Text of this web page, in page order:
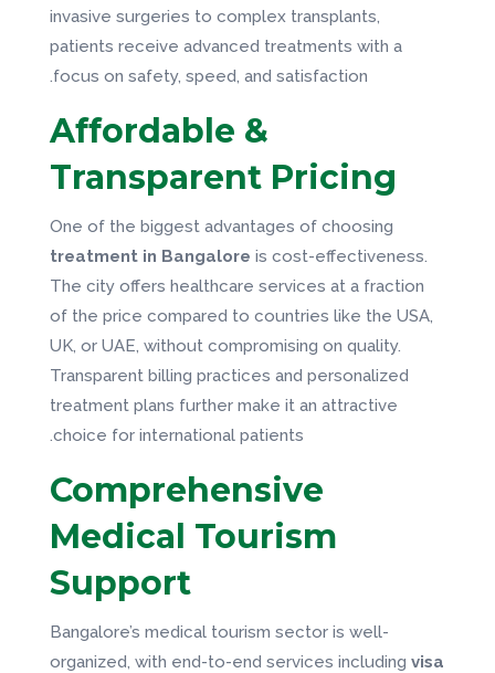
invasive surgeries to complex transplants,
patients receive advanced treatments with a
focus on safety, speed, and satisfaction.
Affordable &
Transparent Pricing
One of the biggest advantages of choosing
treatment in Bangalore is cost-effectiveness.
The city offers healthcare services at a fraction
of the price compared to countries like the USA,
UK, or UAE, without compromising on quality.
Transparent billing practices and personalized
treatment plans further make it an attractive
choice for international patients.
Comprehensive
Medical Tourism
Support
Bangalore’s medical tourism sector is well-
organized, with end-to-end services including visa